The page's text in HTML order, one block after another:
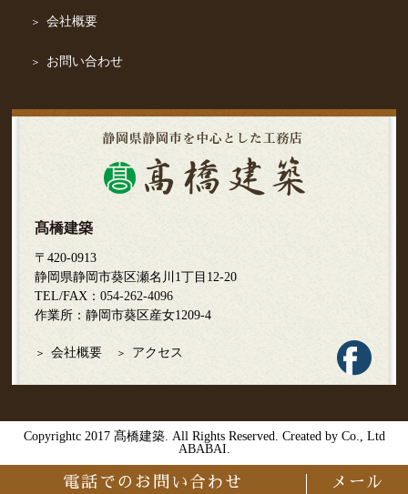
会社概要
お問い合わせ
髙橋建築
〒420-0913
静岡県静岡市葵区瀬名川1丁目12-20
TEL/FAX：054-262-4096
作業所：静岡市葵区産女1209-4
会社概要 アクセス
Copyrightc 2017 髙橋建築. All Rights Reserved. Created by Co., Ltd
ABABAI.
電話でのお問い合わせ メール